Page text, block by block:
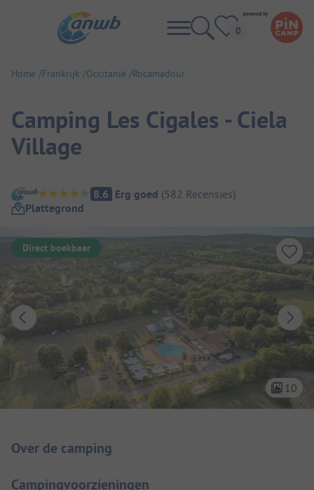
Home Frankrijk Occitanië Rocamadour
Camping Les Cigales - Ciela
Village
Camping overzicht
8.6 Erg goed (582 Recensies)
Plattegrond
Direct boekbaar
10
Over de camping
Campingvoorzieningen